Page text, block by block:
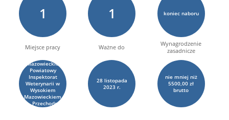
1 1 koniec naboru
Miejsce pracy
Mazowieckie
Powiatowy
Inspektorat
Weterynarii w
Wysokiem
Mazowieckiem
UL. Przechodnia
Ważne do
28 listopada
2023 r.
Wynagrodzenie
zasadnicze
nie mniej niż
5500,00 zł
brutto